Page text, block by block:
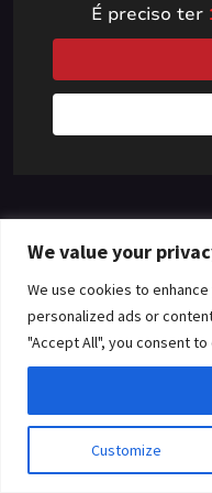
We value your
We use cookies to
personalized ads or
"Accept All", you consent
Customize
—
É preciso ter